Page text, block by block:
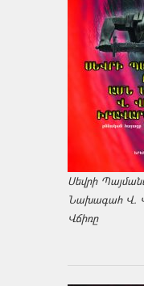
Սեվրի
Նախագահ Վ.
Վճիռը